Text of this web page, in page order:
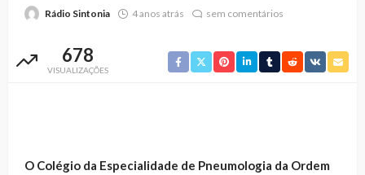
Rádio Sintonia 4 anos atrás sem comentários
678
VISUALIZAÇÕES
O Colégio da Especialidade de Pneumologia da Ordem